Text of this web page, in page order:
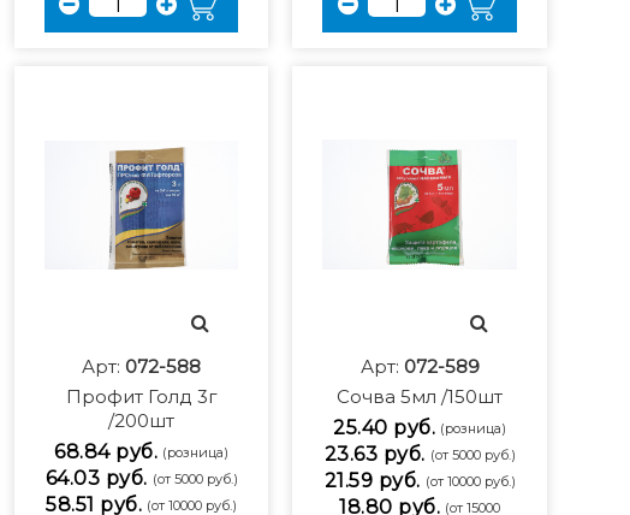
Арт: 072-588
Профит Голд 3г
/200шт
68.84 руб. (розница)
64.03 руб. (от 5000 руб.)
58.51 руб. (от 10000 руб.)
Арт: 072-589
Сочва 5мл /150шт
25.40 руб. (розница)
23.63 руб. (от 5000 руб.)
21.59 руб. (от 10000 руб.)
18.80 руб. (от 15000